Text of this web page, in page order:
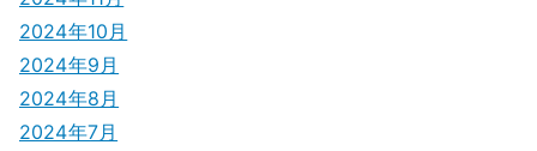
2024年10月
2024年9月
2024年8月
2024年7月